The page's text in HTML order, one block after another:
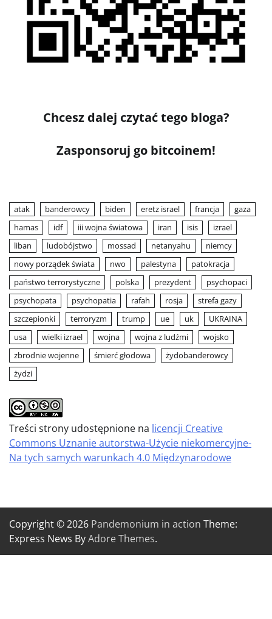
Chcesz dalej czytać tego bloga?
Zasponsoruj go bitcoinem!
atak banderowcy biden eretz israel francja
gaza
hamas
idf iii wojna światowa iran isis
izrael
liban
ludobójstwo mossad netanyahu
niemcy
nowy porządek świata
nwo palestyna
patokracja
państwo terrorystyczne
polska prezydent
psychopaci
psychopata
psychopatia rafah rosja
strefa gazy
szczepionki
terroryzm trump ue uk
UKRAINA
usa
wielki izrael wojna wojna z ludźmi
wojsko
zbrodnie wojenne
śmierć głodowa
żydobanderowcy
żydzi
Treści strony udostępnione na licencji Creative
Commons Uznanie autorstwa-Użycie niekomercyjne-
Na tych samych warunkach 4.0 Międzynarodowe
Copyright © 2026 Pandemonium in action Theme:
Express News ByAdore Themes.